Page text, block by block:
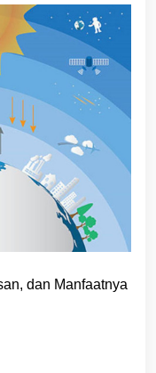
dan Manfaatnya